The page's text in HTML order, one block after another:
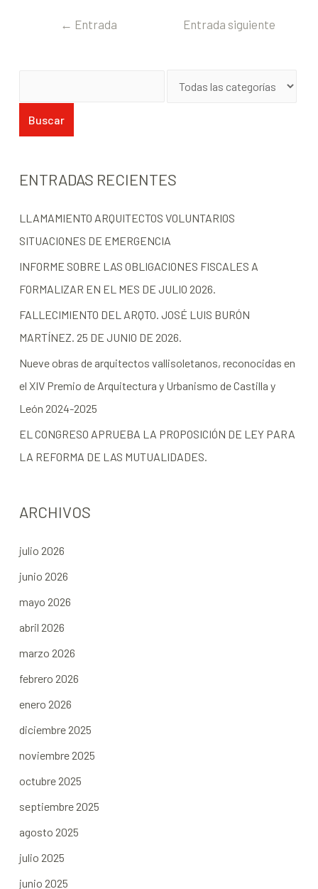
← Entrada
Entrada siguiente
ENTRADAS RECIENTES
LLAMAMIENTO ARQUITECTOS VOLUNTARIOS
SITUACIONES DE EMERGENCIA
INFORME SOBRE LAS OBLIGACIONES FISCALES A
FORMALIZAR EN EL MES DE JULIO 2026.
FALLECIMIENTO DEL ARQTO. JOSÉ LUIS BURÓN
MARTÍNEZ. 25 DE JUNIO DE 2026.
Nueve obras de arquitectos vallisoletanos, reconocidas en
el XIV Premio de Arquitectura y Urbanismo de Castilla y
León 2024-2025
EL CONGRESO APRUEBA LA PROPOSICIÓN DE LEY PARA
LA REFORMA DE LAS MUTUALIDADES.
ARCHIVOS
julio 2026
junio 2026
mayo 2026
abril 2026
marzo 2026
febrero 2026
enero 2026
diciembre 2025
noviembre 2025
octubre 2025
septiembre 2025
agosto 2025
julio 2025
junio 2025